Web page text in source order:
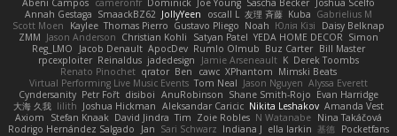
Abeni Campos cameronfr Dominick Joe Young Sascha Becker Joshua Scelfo
Annah Gestaga SmaackBZ62 JollyYeen oscall L 友理 斉藤 Kuba Gabrielius M
Scott Moen
Kaylee Thomas Pierro Gustavo Pliego Noah Юлія Кізі
Daisy Belknap
ZMM Jason Anderson Christian Kohli Satyan Patel YEDA HOME DECOR Simon
Reg_LMO
Jacob Denault ApocDev Rumlo Olmub Buz Carter Bill Master
rpcexploiter Reinaldus jadedesign Jamie Arseneault K Derek Toombs
Renato Pinochet qrator Ben cawc XPhantom Mimski Beats
Virtual Performing Live Music Events Tom Neal Jason Nguyen Alyssa Everett
Cyndersanity Petr Fořt disiboi AnuRobinson Shane Smith-Rojo Evan Harridge
大海 久我 lilith Joshua Hickman Aleksandar Caricic Nikita Leshakov Amanda Vest
Axiom
Stefan Knaak David Jindra Tim Zoie Robles N Watanabe Nina Takáčová
Rodrigo Hernández Salgado
Jan Sari Schwarz Indiana J ella larkin 基德 Pocketfans